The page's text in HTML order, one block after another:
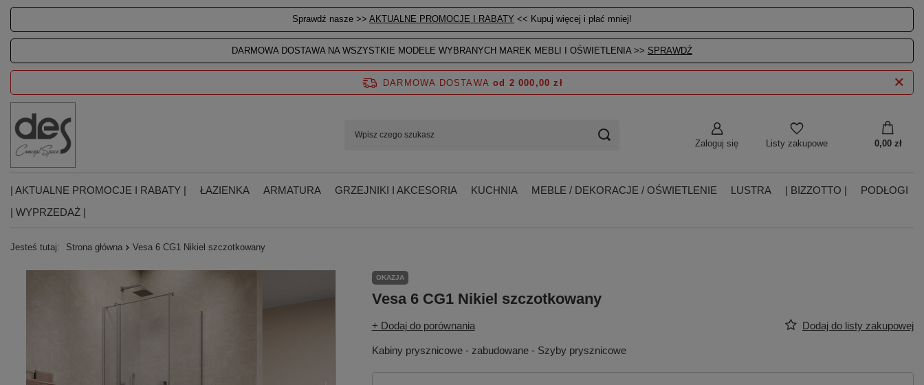
Sprawdź nasze >> AKTUALNE PROMOCJE I RABATY << Kupuj więcej i płać mniej!
DARMOWA DOSTAWA NA WSZYSTKIE MODELE WYBRANYCH MAREK MEBLI I OŚWIETLENIA >> SPRAWDŹ
Zaloguj się Listy zakupowe 0,00 zł
DARMOWA DOSTAWA od 2 000,00 zł
| AKTUALNE PROMOCJE I RABATY | ŁAZIENKA ARMATURA GRZEJNIKI I AKCESORIA KUCHNIA MEBLE / DEKORACJE / OŚWIETLENIE LUSTRA | BIZZOTTO |
PODŁOGI
| WYPRZEDAŻ |
Jesteś tutaj: Strona główna Vesa 6 CG1 Nikiel szczotkowany
OKAZJA
Vesa 6 CG1 Nikiel szczotkowany
+ Dodaj do porównania Dodaj do listy zakupowej
Kabiny prysznicowe - zabudowane - Szyby prysznicowe